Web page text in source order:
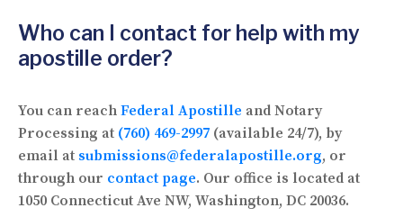
Who can I contact for help with my
apostille order?
You can reach Federal Apostille and Notary
Processing at (760) 469-2997 (available 24/7), by
email at submissions@federalapostille.org, or
through our contact page. Our office is located at
1050 Connecticut Ave NW, Washington, DC 20036.